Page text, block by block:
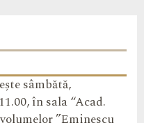
sâmbătă,
în sala “Acad.